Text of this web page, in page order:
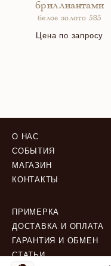
бриллиантами
белое золото 585
Цена по запросу
О НАС
СОБЫТИЯ
МАГАЗИН
КОНТАКТЫ
ПРИМЕРКА
ДОСТАВКА И ОПЛАТА
ГАРАНТИЯ И ОБМЕН
СТАТЬИ